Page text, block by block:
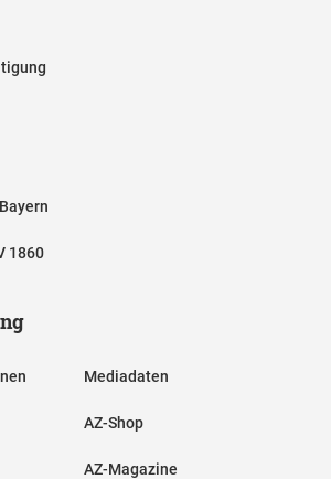
1860
Mediadaten
AZ-Shop
AZ-Magazine